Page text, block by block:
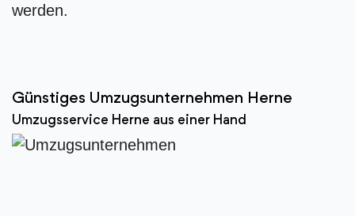
werden.
Günstiges Umzugsunternehmen Herne
Umzugsservice Herne aus einer Hand